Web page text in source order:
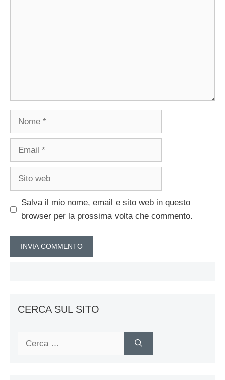
Nome
Email
Sito
Salva il mio nome, email e sito web in questo
browser per la prossima volta che commento.
CERCA SUL SITO